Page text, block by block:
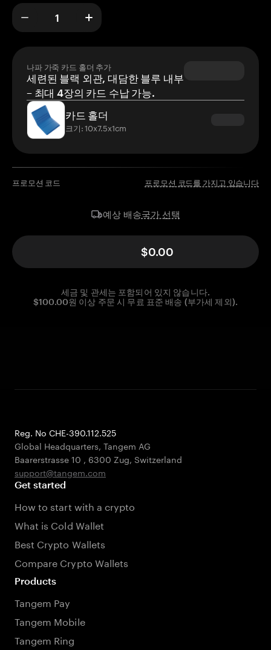
나파 가죽 카드 홀더 추가
세련된 블랙 외관, 대담한 블루 내부
– 최대 4장의 카드 수납 가능.
카드 홀더
크기: 10x7.5x1cm
프로모션 코드 프로모션 코드를 가지고 있습니다
예상 배송국가 선택
$0.00
세금 및 관세는 포함되어 있지 않습니다.
$100.00원 이상 주문 시 무료 표준 배송 (부가세 제외).
Reg. No CHE-390.112.525
Global Headquarters, Tangem AG
Baarerstrasse 10 , 6300 Zug, Switzerland
support@tangem.com
Get started
How to start with a crypto
What is Cold Wallet
Best Crypto Wallets
Compare Crypto Wallets
Products
Tangem Pay
Tangem Mobile
Tangem Ring